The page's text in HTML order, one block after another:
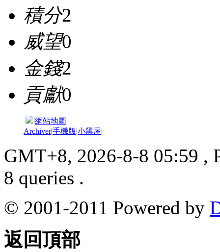
積分2
威望0
金錢2
貢獻0
|網站地圖
Archiver|手機版|小黑屋|
GMT+8, 2026-8-8 05:59 ,
8 queries .
© 2001-2011 Powered by
返回頂部